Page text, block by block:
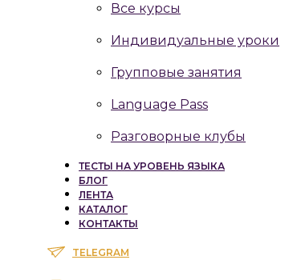
Все курсы
Индивидуальные уроки
Групповые занятия
Language Pass
Разговорные клубы
ТЕСТЫ НА УРОВЕНЬ ЯЗЫКА
БЛОГ
ЛЕНТА
КАТАЛОГ
КОНТАКТЫ
TELEGRAM